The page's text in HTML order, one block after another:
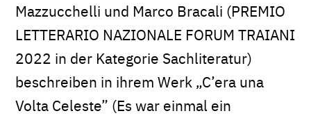
Mazzucchelli und Marco Bracali (PREMIO
LETTERARIO NAZIONALE FORUM TRAIANI
2022 in der Kategorie Sachliteratur)
beschreiben in ihrem Werk „C’era una
Volta Celeste” (Es war einmal ein